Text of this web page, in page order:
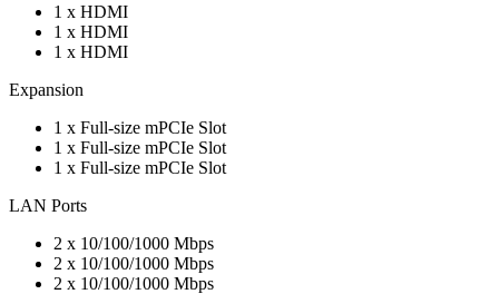
1 x HDMI
1 x HDMI
1 x HDMI
Expansion
1 x Full-size mPCIe Slot
1 x Full-size mPCIe Slot
1 x Full-size mPCIe Slot
LAN Ports
2 x 10/100/1000 Mbps
2 x 10/100/1000 Mbps
2 x 10/100/1000 Mbps